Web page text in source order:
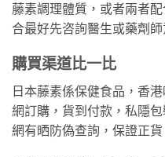
藤素調理體質，或者兩者
合最好先咨詢醫生或藥劑師
購買渠道比一比
日本藤素係保健食品，香
網訂購，貨到付款，私隱
網有晒防偽查詢，保證正貨